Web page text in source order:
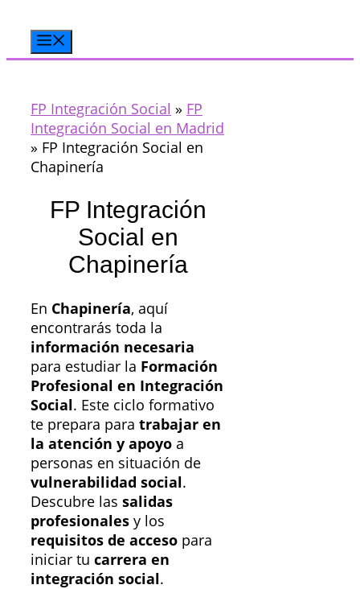
contenido
FP Integración Social » FP
Integración Social en Madrid
» FP Integración Social en
Chapinería
FP Integración
Social en
Chapinería
En Chapinería, aquí
encontrarás toda la
información necesaria
para estudiar la Formación
Profesional en Integración
Social. Este ciclo formativo
te prepara para trabajar en
la atención y apoyo a
personas en situación de
vulnerabilidad social.
Descubre las salidas
profesionales y los
requisitos de acceso para
iniciar tu carrera en
integración social.